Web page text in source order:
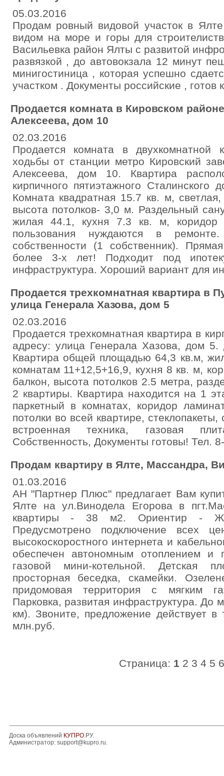
05.03.2016
Продам ровный видовой участок в
видом на море и горы для
Васильевка район Ялты с развитой
развязкой , до автовокзала 12 минут
минигостиница , которая успешно
участком . Документы российские , готов
Продается комната в Кировском
Алексеева, дом 10
02.03.2016
Продается комната в двухкомнатной
ходьбы от станции метро Кировский
Алексеева, дом 10. Квартира
кирпичного пятиэтажного Сталинского
Комната квадратная 15.7 кв. м, светлая,
высота потолков- 3,0 м. Раздельный
жилая 44.1, кухня 7.3 кв. м,
пользования нуждаются в
собственности (1 собственник).
более 3-х лет! Подходит под
инфраструктура. Хороший вариант для
Продается трехкомнатная квартира в
улица Генерала Хазова, дом 5
02.03.2016
Продается трехкомнатная квартира в
адресу: улица Генерала Хазова, дом 5.
Квартира общей площадью 64,3 кв.м,
комнатам 11+12,5+16,9, кухня 8 кв. м,
балкон, высота потолков 2.5 метра,
2 квартиры. Квартира находится на 1
паркетный в комнатах, коридор
потолки во всей квартире,
встроенная техника, газовая
Собственность, Документы готовы! Тел.
Продам квартиру в Ялте, Массандра,
01.03.2016
АН "Партнер Плюс" предлагает Вам
Ялте на ул.Винодела Егорова в
квартиры - 38 м2. Ориентир -
Предусмотрено подключение всех
высокоскоростного интернета и
обеспечен автономным отоплением и
газовой мини-котельной. Детская
просторная беседка, скамейки.
придомовая территория с мягким
Парковка, развитая инфраструктура. До
км). Звоните, предложение действует
млн.руб.
Страница: 1 2 3 4 5 6
Доска объявлений КУПРО.РУ.
Администратор: support@kupro.ru.